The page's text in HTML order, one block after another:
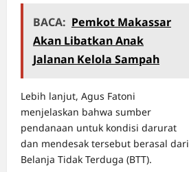
BACA: Pemkot Makassar
Akan Libatkan Anak
Jalanan Kelola Sampah
Lebih lanjut, Agus Fatoni
menjelaskan bahwa sumber
pendanaan untuk kondisi darurat
dan mendesak tersebut berasal dari
Belanja Tidak Terduga (BTT).